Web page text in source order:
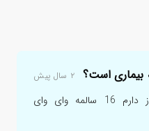
است؟ ۲ سال پیش
خیلی به یک روان شناس نیاز دارم 16 سالمه وای وای